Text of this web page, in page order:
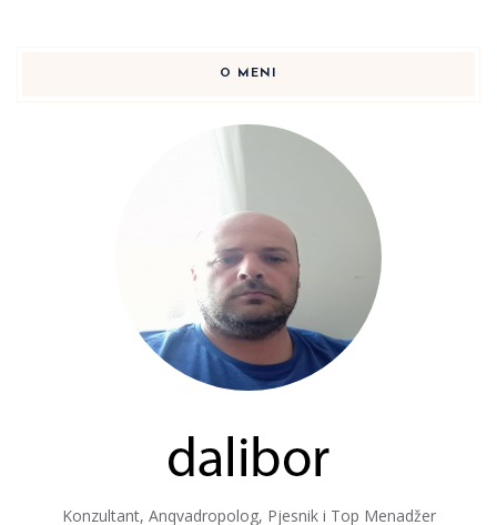
O MENI
Konzultant, Anqvadropolog, Pjesnik i Top Menadžer